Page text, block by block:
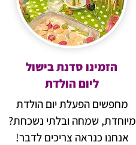
הזמינו סדנת בישול
ליום הולדת
מחפשים הפעלת יום הולדת
מיוחדת, שמחה ובלתי נשכחת?
אנחנו כנראה צריכים לדבר!